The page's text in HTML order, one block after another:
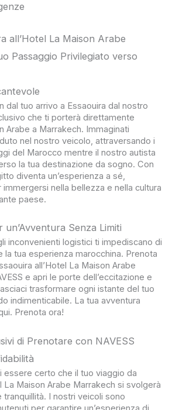
all’Hotel La Maison Arabe
Passaggio Privilegiato verso
dal tuo arrivo a Essaouira dal nostro
che ti porterà direttamente
Arabe a Marrakech. Immaginati
nel nostro veicolo, attraversando i
del Marocco mentre il nostro autista
la tua destinazione da sogno. Con
diventa un’esperienza a sé,
immergersi nella bellezza e nella cultura
paese.
Senza Limiti
inconvenienti logistici ti impediscano di
la tua esperienza marocchina. Prenota
all’Hotel La Maison Arabe
e apri le porte dell’eccitazione e
trasformare ogni istante del tuo
indimenticabile. La tua avventura
Prenota ora!
di Prenotare con NAVESS
essere certo che il tuo viaggio da
La Maison Arabe Marrakech si svolgerà
I nostri veicoli sono